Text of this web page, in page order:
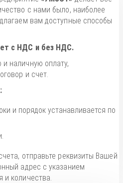
с нами было, наиболее
вам доступные способы
с НДС и без НДС.
наличную оплату,
и счет.
и порядок устанавливается по
отправьте реквизиты Вашей
адрес с указанием
и количества.